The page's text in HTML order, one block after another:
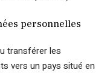
personnelles
transférer les
vers un pays situé en